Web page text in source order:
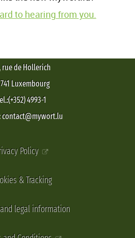
to hearing from you.
rue de Hollerich
Luxembourg
4993-1
contact@mywort.lu
Policy
& Tracking
legal information